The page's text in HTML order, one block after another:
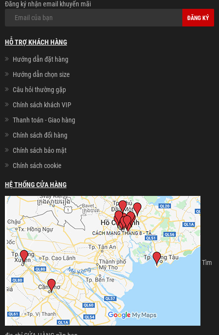
Đăng ký nhận email khuyến mãi
ĐĂNG KÝ
HỖ TRỢ KHÁCH HÀNG
Hướng dẫn đặt hàng
Hướng dẫn chọn size
Câu hỏi thường gặp
Chính sách khách VIP
Thanh toán - Giao hàng
Chính sách đổi hàng
Chính sách bảo mật
Chính sách cookie
HỆ THỐNG CỬA HÀNG
Tìm